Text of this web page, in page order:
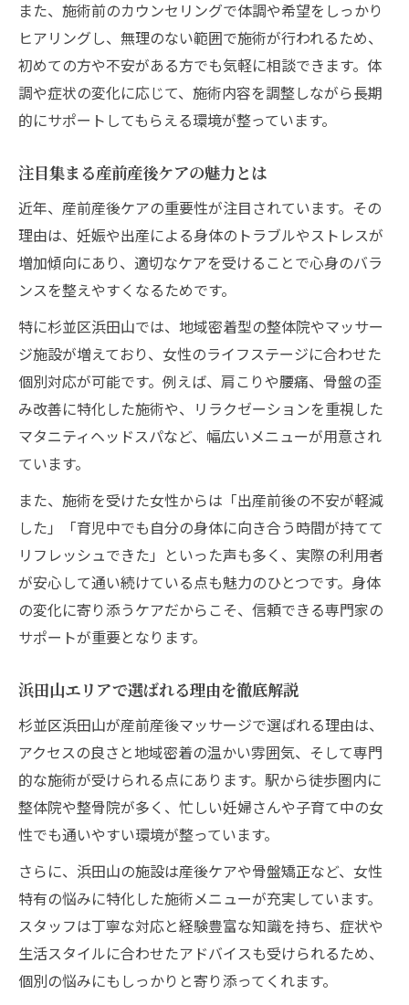
また、施術前のカウンセリングで体調や希望をしっかり
ヒアリングし、無理のない範囲で施術が行われるため、
初めての方や不安がある方でも気軽に相談できます。体
調や症状の変化に応じて、施術内容を調整しながら長期
的にサポートしてもらえる環境が整っています。
注目集まる産前産後ケアの魅力とは
近年、産前産後ケアの重要性が注目されています。その
理由は、妊娠や出産による身体のトラブルやストレスが
増加傾向にあり、適切なケアを受けることで心身のバラ
ンスを整えやすくなるためです。
特に杉並区浜田山では、地域密着型の整体院やマッサー
ジ施設が増えており、女性のライフステージに合わせた
個別対応が可能です。例えば、肩こりや腰痛、骨盤の歪
み改善に特化した施術や、リラクゼーションを重視した
マタニティヘッドスパなど、幅広いメニューが用意され
ています。
また、施術を受けた女性からは「出産前後の不安が軽減
した」「育児中でも自分の身体に向き合う時間が持てて
リフレッシュできた」といった声も多く、実際の利用者
が安心して通い続けている点も魅力のひとつです。身体
の変化に寄り添うケアだからこそ、信頼できる専門家の
サポートが重要となります。
浜田山エリアで選ばれる理由を徹底解説
杉並区浜田山が産前産後マッサージで選ばれる理由は、
アクセスの良さと地域密着の温かい雰囲気、そして専門
的な施術が受けられる点にあります。駅から徒歩圏内に
整体院や整骨院が多く、忙しい妊婦さんや子育て中の女
性でも通いやすい環境が整っています。
さらに、浜田山の施設は産後ケアや骨盤矯正など、女性
特有の悩みに特化した施術メニューが充実しています。
スタッフは丁寧な対応と経験豊富な知識を持ち、症状や
生活スタイルに合わせたアドバイスも受けられるため、
個別の悩みにもしっかりと寄り添ってくれます。